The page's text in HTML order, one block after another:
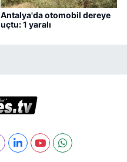
Antalya'da otomobil dereye
uçtu: 1 yaralı